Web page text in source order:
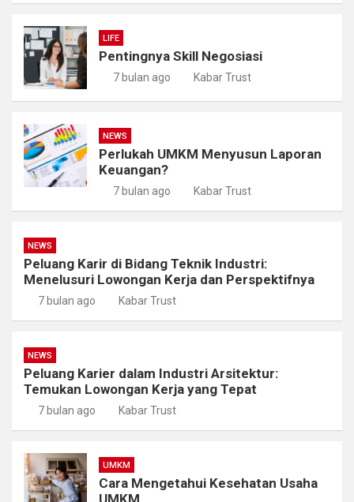
LIFE
Pentingnya Skill Negosiasi
7 bulan ago Kabar Trust
NEWS
Perlukah UMKM Menyusun Laporan
Keuangan?
7 bulan ago Kabar Trust
NEWS
Peluang Karir di Bidang Teknik Industri:
Menelusuri Lowongan Kerja dan Perspektifnya
7 bulan ago Kabar Trust
NEWS
Peluang Karier dalam Industri Arsitektur:
Temukan Lowongan Kerja yang Tepat
7 bulan ago Kabar Trust
UMKM
Cara Mengetahui Kesehatan Usaha
UMKM